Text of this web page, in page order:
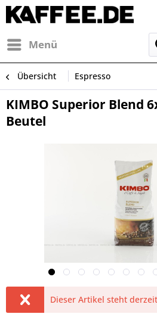
Menü
Übersicht Espresso
KIMBO Superior Blend
Beutel
Dieser Artikel steht